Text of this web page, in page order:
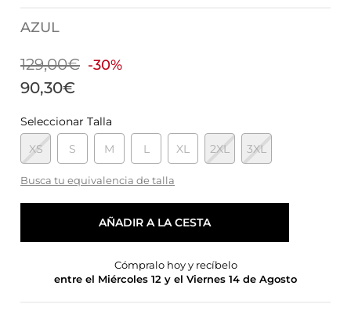
AZUL
129,00€ -30%
90,30€
Seleccionar Talla
XS
S M L XL 2XL 3XL
Busca tu equivalencia de talla
AÑADIR A LA CESTA
Cómpralo hoy y recíbelo
entre el Miércoles 12 y el Viernes 14 de Agosto